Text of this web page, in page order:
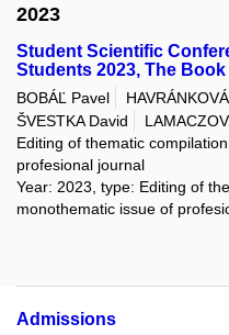
2023
Student Scientific
Students 2023, The
BOBÁĽ Pavel
ŠVESTKA David
Editing of thematic
profesional journal
Year: 2023, type: Editing of
monothematic issue of
Admissions